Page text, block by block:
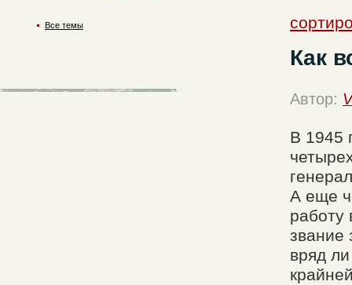
Как
Автор:
В 1945
А еще
работу
звание
вряд
Все темы